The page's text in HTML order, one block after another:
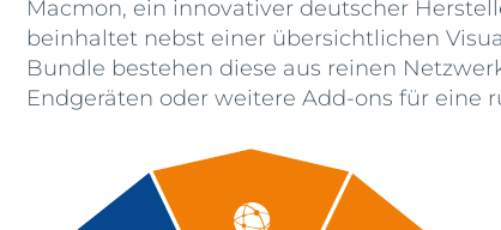
Macmon, ein innovativer deutscher
beinhaltet nebst einer übersichtlichen
Bundle bestehen diese aus reinen
Endgeräten oder weitere Add-ons für